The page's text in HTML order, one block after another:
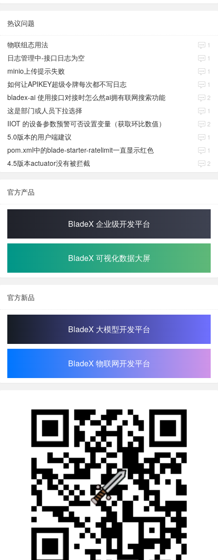
热议问题
物联组态用法 1
日志管理中-接口日志为空 1
minio上传提示失败 1
如何让APIKEY超级令牌每次都不写日志 1
bladex-ai 使用接口对接时怎么然ai拥有联网搜索功能 2
这是部门或人员下拉选择 1
IIOT 的设备参数预警可否设置变量（获取环比数值） 2
5.0版本的用户端建议 1
pom.xml中的blade-starter-ratelimit一直显示红色 1
4.5版本actuator没有被拦截 2
官方产品
BladeX 企业级开发平台
BladeX 可视化数据大屏
官方新品
BladeX 大模型开发平台
BladeX 物联网开发平台